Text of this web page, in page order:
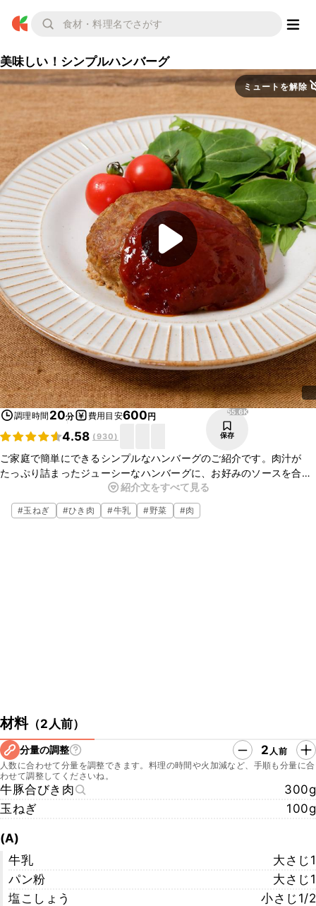
美味しい！シンプルハンバーグ
ミュートを解除
調理時間 20分 費用目安600円
4.58 (930)
55.6K
保存
ご家庭で簡単にできるシンプルなハンバーグのご紹介です。肉汁が
たっぷり詰まったジューシーなハンバーグに、お好みのソースを合わ
せればごはんがもりもり進む一品です。昼食や夕食に、ぜひ試してみ
てくださいね。
紹介文をすべて見る
#玉ねぎ #ひき肉 #牛乳 #野菜 #肉
材料（2人前）
分量の調整 2 人前
人数に合わせて分量を調整できます。料理の時間や火加減など、手順も分量に合
わせて調整してくださいね。
牛豚合びき肉
300g
玉ねぎ
100g
(A)
牛乳
大さじ1
パン粉
大さじ1
塩こしょう
小さじ1/2